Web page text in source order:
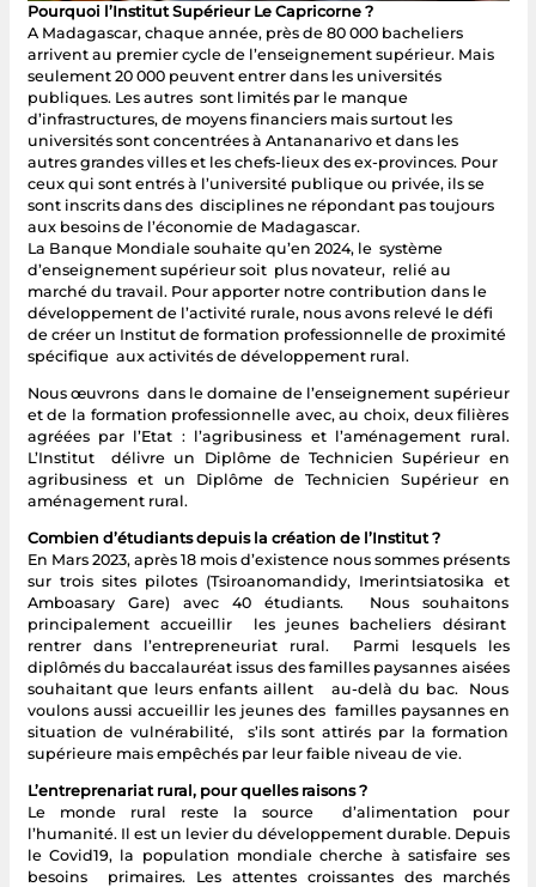
Pourquoi l’Institut Supérieur Le Capricorne ?
A Madagascar, chaque année, près de 80 000 bacheliers
arrivent au premier cycle de l’enseignement supérieur. Mais
seulement 20 000 peuvent entrer dans les universités
publiques. Les autres sont limités par le manque
d’infrastructures, de moyens financiers mais surtout les
universités sont concentrées à Antananarivo et dans les
autres grandes villes et les chefs-lieux des ex-provinces. Pour
ceux qui sont entrés à l’université publique ou privée, ils se
sont inscrits dans des disciplines ne répondant pas toujours
aux besoins de l’économie de Madagascar.
La Banque Mondiale souhaite qu’en 2024, le système
d’enseignement supérieur soit plus novateur, relié au
marché du travail. Pour apporter notre contribution dans le
développement de l’activité rurale, nous avons relevé le défi
de créer un Institut de formation professionnelle de proximité
spécifique aux activités de développement rural.
Nous œuvrons dans le domaine de l’enseignement supérieur
et de la formation professionnelle avec, au choix, deux filières
agréées par l’Etat : l’agribusiness et l’aménagement rural.
L’Institut délivre un Diplôme de Technicien Supérieur en
agribusiness et un Diplôme de Technicien Supérieur en
aménagement rural.
Combien d’étudiants depuis la création de l’Institut ?
En Mars 2023, après 18 mois d’existence nous sommes présents
sur trois sites pilotes (Tsiroanomandidy, Imerintsiatosika et
Amboasary Gare) avec 40 étudiants. Nous souhaitons
principalement accueillir les jeunes bacheliers désirant
rentrer dans l’entrepreneuriat rural. Parmi lesquels les
diplômés du baccalauréat issus des familles paysannes aisées
souhaitant que leurs enfants aillent au-delà du bac. Nous
voulons aussi accueillir les jeunes des familles paysannes en
situation de vulnérabilité, s’ils sont attirés par la formation
supérieure mais empêchés par leur faible niveau de vie.
L’entreprenariat rural, pour quelles raisons ?
Le monde rural reste la source d’alimentation pour
l’humanité. Il est un levier du développement durable. Depuis
le Covid19, la population mondiale cherche à satisfaire ses
besoins primaires. Les attentes croissantes des marchés